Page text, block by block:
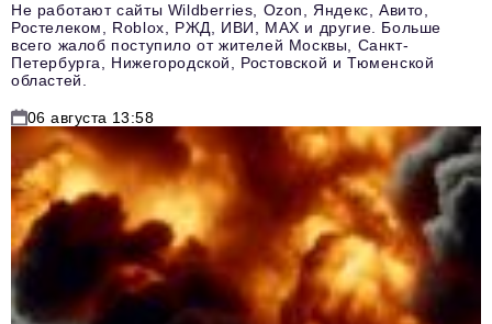
Не работают сайты Wildberries, Ozon, Яндекс, Авито,
Ростелеком, Roblox, РЖД, ИВИ, MAX и другие. Больше
всего жалоб поступило от жителей Москвы, Санкт-
Петербурга, Нижегородской, Ростовской и Тюменской
областей.
06 августа 13:58